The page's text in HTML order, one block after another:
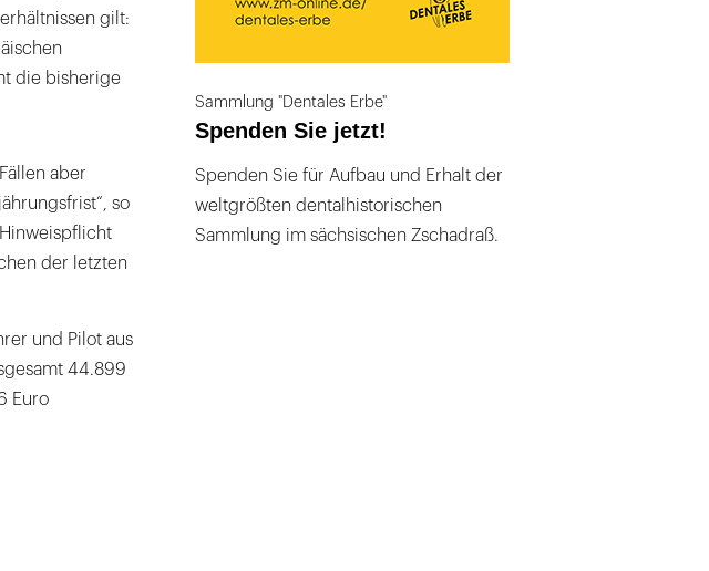
gilt:
die bisherige
aber
so
der letzten
und Pilot aus
44.899
Euro
Sammlung "Dentales Erbe"
Spenden Sie jetzt!
Spenden Sie für Aufbau und Erhalt der
weltgrößten dentalhistorischen
Sammlung im sächsischen Zschadraß.